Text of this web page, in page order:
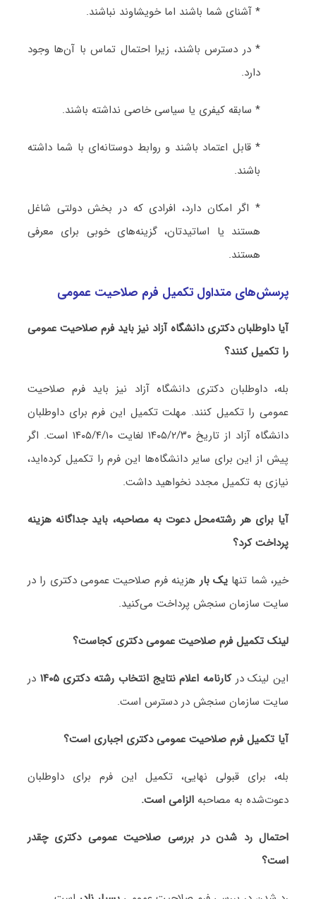
* آشنای شما باشند اما خویشاوند نباشند.
* در دسترس باشند، زیرا احتمال تماس با آن‌ها وجود
دارد.
* سابقه کیفری یا سیاسی خاصی نداشته باشند.
* قابل اعتماد باشند و روابط دوستانه‌ای با شما داشته
باشند.
* اگر امکان دارد، افرادی که در بخش دولتی شاغل
هستند یا اساتیدتان، گزینه‌های خوبی برای معرفی
هستند.
پرسش‌های متداول تکمیل فرم صلاحیت عمومی
آیا داوطلبان دکتری دانشگاه آزاد نیز باید فرم صلاحیت عمومی
را تکمیل کنند؟
بله، داوطلبان دکتری دانشگاه آزاد نیز باید فرم صلاحیت
عمومی را تکمیل کنند. مهلت تکمیل این فرم برای داوطلبان
دانشگاه آزاد از تاریخ ۱۴۰۵/۲/۳۰ لغایت ۱۴۰۵/۴/۱۰ است. اگر
پیش از این برای سایر دانشگاه‌ها این فرم را تکمیل کرده‌اید،
نیازی به تکمیل مجدد نخواهید داشت.
آیا برای هر رشته‌محل دعوت به مصاحبه، باید جداگانه هزینه
پرداخت کرد؟
خیر، شما تنهایک بارهزینه فرم صلاحیت عمومی دکتری را در
سایت سازمان سنجش پرداخت می‌کنید.
لینک تکمیل فرم صلاحیت عمومی دکتری کجاست؟
این لینک درکارنامه اعلام نتایج انتخاب رشته دکتری ۱۴۰۵
در
سایت سازمان سنجش در دسترس است.
آیا تکمیل فرم صلاحیت عمومی دکتری اجباری است؟
بله، برای قبولی نهایی، تکمیل این فرم برای داوطلبان
دعوت‌شده به مصاحبه الزامی است.
احتمال رد شدن در بررسی صلاحیت عمومی دکتری چقدر
است؟